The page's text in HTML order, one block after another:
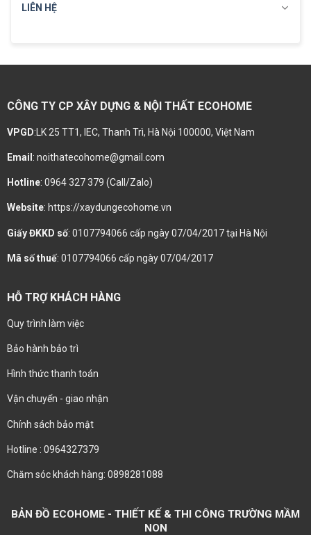
LIÊN HỆ
CÔNG TY CP XÂY DỰNG & NỘI THẤT ECOHOME
VPGD:LK 25 TT1, IEC, Thanh Trì, Hà Nội 100000, Việt Nam
Email : noithatecohome@gmail.com
Hotline: 0964 327 379 (Call/Zalo)
Website: https://xaydungecohome.vn
Giấy ĐKKD số: 0107794066 cấp ngày 07/04/2017 tại Hà Nội
Mã số thuế: 0107794066 cấp ngày 07/04/2017
HỖ TRỢ KHÁCH HÀNG
Quy trình làm việc
Bảo hành bảo trì
Hình thức thanh toán
Vận chuyển - giao nhận
Chính sách bảo mật
Hotline : 0964327379
Chăm sóc khách hàng: 0898281088
BẢN ĐỒ ECOHOME - THIẾT KẾ & THI CÔNG TRƯỜNG MẦM
NON